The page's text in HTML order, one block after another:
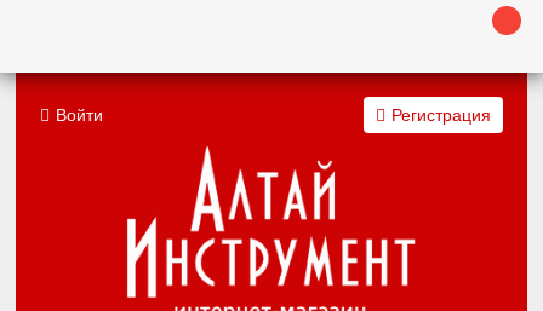
Войти Регистрация